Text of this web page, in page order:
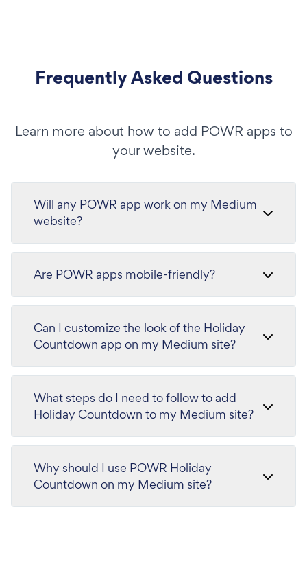
Frequently Asked Questions
Learn more about how to add POWR apps to
your website.
Will any POWR app work on my Medium
website?
Are POWR apps mobile-friendly?
Can I customize the look of the Holiday
Countdown app on my Medium site?
What steps do I need to follow to add
Holiday Countdown to my Medium site?
Why should I use POWR Holiday
Countdown on my Medium site?